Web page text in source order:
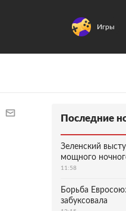
Игры
Последние
Зеленский
мощного
11:58
Борьба
забуксовала